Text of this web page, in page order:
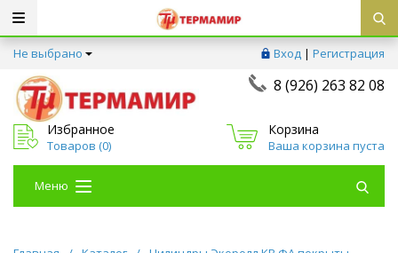
Не выбрано Вход | Регистрация
8 (926) 263 82 08
Избранное
Товаров (0)
Корзина
Ваша корзина пуста
Меню